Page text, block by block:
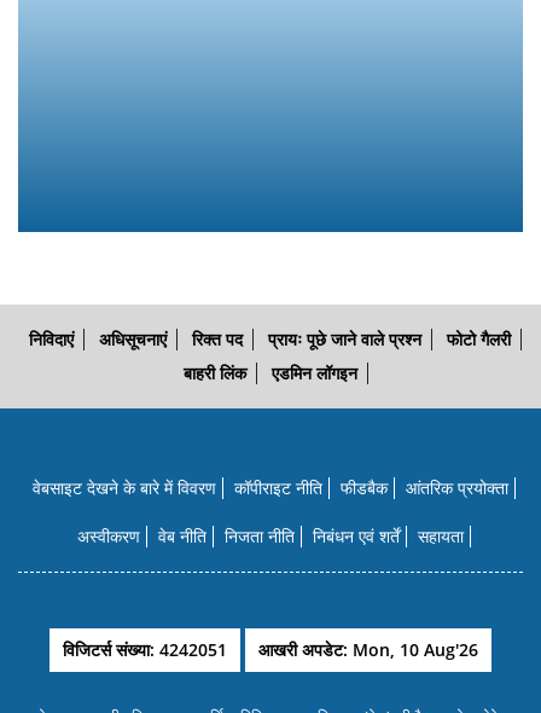
निविदाएं अधिसूचनाएं रिक्त पद प्रायः पूछे जाने वाले प्रश्न
फोटो गैलरी
बाहरी लिंक
एडमिन लॉगइन
वेबसाइट देखने के बारे में विवरण कॉपीराइट नीति फीडबैक आंतरिक प्रयोक्‍ता
अस्वीकरण वेब नीति निजता नीति निबंधन एवं शर्तें सहायता
विजिटर्स संख्या: 4242051 आखरी अपडेट: Mon, 10 Aug'26